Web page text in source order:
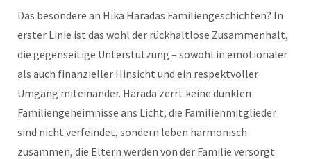
Das besondere an Hika Haradas Familiengeschichten? In
erster Linie ist das wohl der rückhaltlose Zusammenhalt,
die gegenseitige Unterstützung – sowohl in emotionaler
als auch finanzieller Hinsicht und ein respektvoller
Umgang miteinander. Harada zerrt keine dunklen
Familiengeheimnisse ans Licht, die Familienmitglieder
sind nicht verfeindet, sondern leben harmonisch
zusammen, die Eltern werden von der Familie versorgt